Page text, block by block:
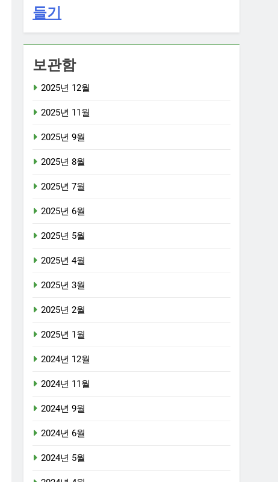
들기
보관함
2025년 12월
2025년 11월
2025년 9월
2025년 8월
2025년 7월
2025년 6월
2025년 5월
2025년 4월
2025년 3월
2025년 2월
2025년 1월
2024년 12월
2024년 11월
2024년 9월
2024년 6월
2024년 5월